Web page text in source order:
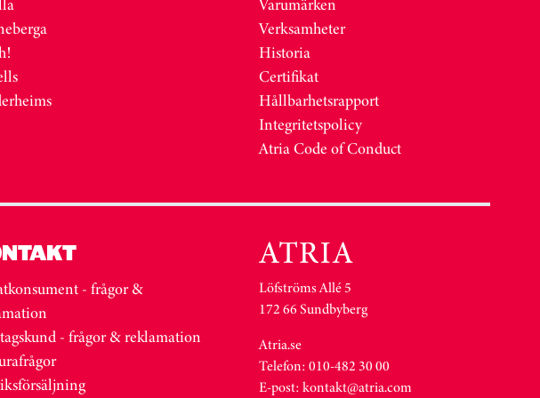
Verksamheter
Historia
Certifikat
Hållbarhetsrapport
Integritetspolicy
Atria Code of Conduct
- frågor &
- frågor & reklamation
Löfströms Allé 5
172 66 Sundbyberg
Atria.se
Telefon: 010-482 30 00
E-post: kontakt@atria.com